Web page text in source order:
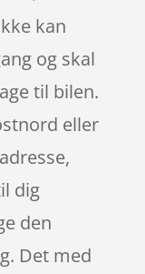
kan
og skal
til bilen.
eller
dig
den
Det med